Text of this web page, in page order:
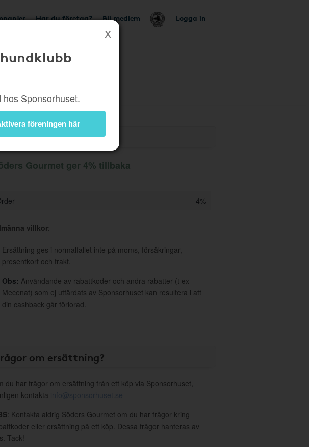
Har du företag? Bli medlem Logga in
Sponsorhuset.
föreningen här
Gourmet ger 4% tillbaka
4%
villkor:
Ersättning ges i normalfallet inte på moms, försäkringar,
presentkort och frakt.
Obs: Användande av rabattkoder och andra rabatter (t ex
Mecenat) som ej utfärdats av Sponsorhuset kan resultera i att
din cashback går förlorad.
om ersättning?
du har frågor om ersättning från ett köp via Sponsorhuset,
kontakta info@sponsorhuset.se
: Kontakta aldrig Söders Gourmet om du har frågor kring
eller ersättning på ett köp. Dessa frågor hanteras av
Tack!